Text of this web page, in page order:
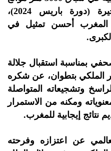
خلال الألعاب الأولمبية الأخيرة (دورة باريس 2024)،
المغرب أحسن تمثيل في
بمناسبة استقبال جلالة
الملكي بتطوان، عن شكره
وتشجيعاته المتواصلة
ومكنه من الاستمرار
نتائج إيجابية للمغرب.
عن اعتزازه وفرحته